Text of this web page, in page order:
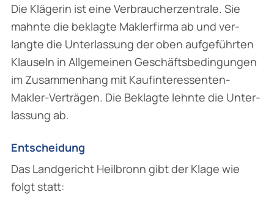
Die Klägerin ist eine Verbraucherzentrale. Sie
mahnte die beklagte Maklerfirma ab und ver­
langte die Unterlassung der oben aufgeführten
Klauseln in Allgemeinen Geschäftsbedingungen
im Zusammenhang mit Kaufinteressenten-
Makler-Verträgen. Die Beklagte lehnte die Unter­
lassung ab.
Entscheidung
Das Landgericht Heilbronn gibt der Klage wie
folgt statt: